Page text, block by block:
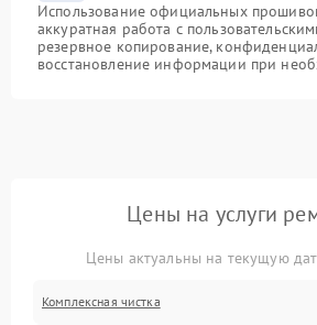
Использование официальных
аккуратная работа с
резервное копирование,
восстановление информации при
Цены на услуги
Цены актуальны на текущую
Комплексная чистка